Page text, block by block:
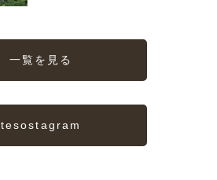
一覧を見る
tesostagram